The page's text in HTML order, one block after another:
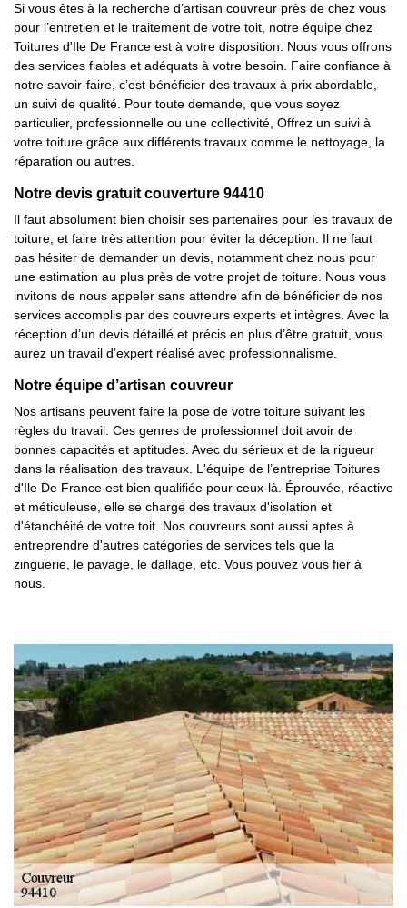
Si vous êtes à la recherche d’artisan couvreur près de chez vous
pour l’entretien et le traitement de votre toit, notre équipe chez
Toitures d'Ile De France est à votre disposition. Nous vous offrons
des services fiables et adéquats à votre besoin. Faire confiance à
notre savoir-faire, c’est bénéficier des travaux à prix abordable,
un suivi de qualité. Pour toute demande, que vous soyez
particulier, professionnelle ou une collectivité, Offrez un suivi à
votre toiture grâce aux différents travaux comme le nettoyage, la
réparation ou autres.
Notre devis gratuit couverture 94410
Il faut absolument bien choisir ses partenaires pour les travaux de
toiture, et faire très attention pour éviter la déception. Il ne faut
pas hésiter de demander un devis, notamment chez nous pour
une estimation au plus près de votre projet de toiture. Nous vous
invitons de nous appeler sans attendre afin de bénéficier de nos
services accomplis par des couvreurs experts et intègres. Avec la
réception d’un devis détaillé et précis en plus d’être gratuit, vous
aurez un travail d’expert réalisé avec professionnalisme.
Notre équipe d’artisan couvreur
Nos artisans peuvent faire la pose de votre toiture suivant les
règles du travail. Ces genres de professionnel doit avoir de
bonnes capacités et aptitudes. Avec du sérieux et de la rigueur
dans la réalisation des travaux. L'équipe de l’entreprise Toitures
d'Ile De France est bien qualifiée pour ceux-là. Éprouvée, réactive
et méticuleuse, elle se charge des travaux d'isolation et
d'étanchéité de votre toit. Nos couvreurs sont aussi aptes à
entreprendre d'autres catégories de services tels que la
zinguerie, le pavage, le dallage, etc. Vous pouvez vous fier à
nous.